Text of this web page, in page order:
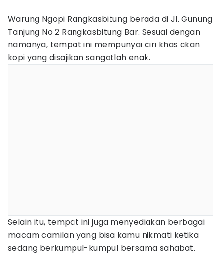
Warung Ngopi Rangkasbitung berada di Jl. Gunung
Tanjung No 2 Rangkasbitung Bar. Sesuai dengan
namanya, tempat ini mempunyai ciri khas akan
kopi yang disajikan sangatlah enak.
Selain itu, tempat ini juga menyediakan berbagai
macam camilan yang bisa kamu nikmati ketika
sedang berkumpul-kumpul bersama sahabat.